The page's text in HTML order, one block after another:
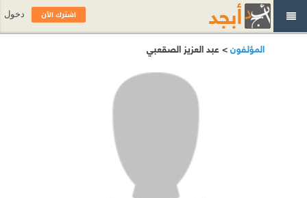
المؤلفون> عبد العزيز الصقعبي
اشترك الآن دخول